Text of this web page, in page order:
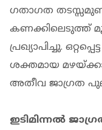
ഗതാഗത
കണക്കിലെടുത്ത്
പ്രഖ്യാപിച്ചു.
ശക്തമായ
അതീവ ജാഗ്രത
ഇടിമിന്നൽ